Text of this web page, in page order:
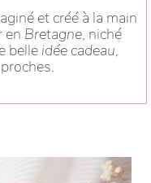
et créé à la main
en Bretagne, niché
belle idée cadeau,